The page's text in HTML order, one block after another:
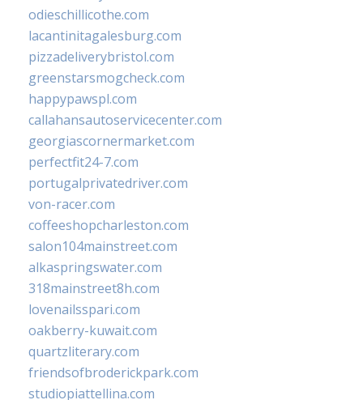
odieschillicothe.com
lacantinitagalesburg.com
pizzadeliverybristol.com
greenstarsmogcheck.com
happypawspl.com
callahansautoservicecenter.com
georgiascornermarket.com
perfectfit24-7.com
portugalprivatedriver.com
von-racer.com
coffeeshopcharleston.com
salon104mainstreet.com
alkaspringswater.com
318mainstreet8h.com
lovenailsspari.com
oakberry-kuwait.com
quartzliterary.com
friendsofbroderickpark.com
studiopiattellina.com